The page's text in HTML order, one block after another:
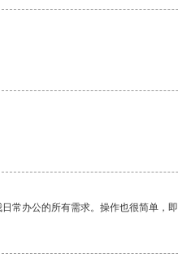
常办公的所有需求。操作也很简单，即